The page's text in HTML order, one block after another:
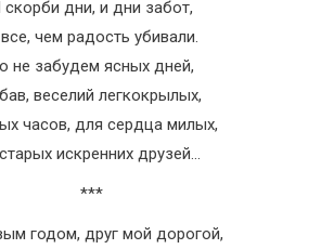
скорби дни, и дни забот,
чем радость убивали.
не забудем ясных дней,
веселий легкокрылых,
часов, для сердца милых,
искренних друзей…
***
годом, друг мой дорогой,